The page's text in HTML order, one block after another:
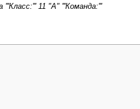
11 "А" '''Команда:'''